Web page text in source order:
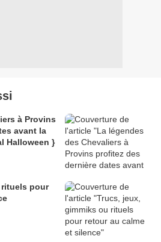
à Provins
avant la
Halloween }
pour